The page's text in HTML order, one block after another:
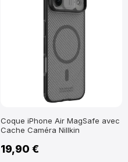
Coque iPhone Air MagSafe avec
Cache Caméra Nillkin
19,90 €